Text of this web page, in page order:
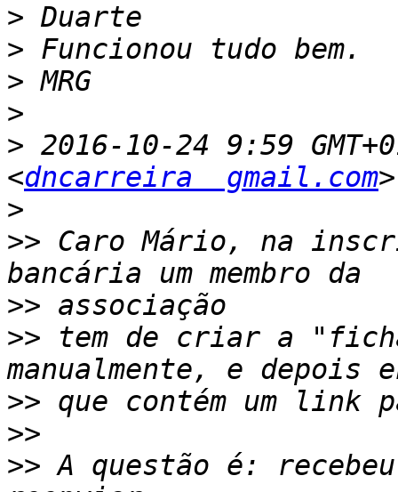
>
>
>
>
> 2016-10-24 9:59
<dncarreira  gmail.com
>
>> Caro Mário, na
>>
>> tem de criar a
>>
>>
>> A questão é: recebeu